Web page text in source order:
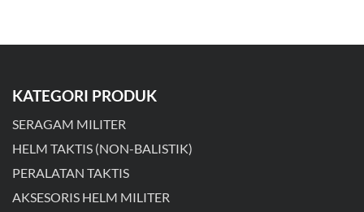
KATEGORI PRODUK
SERAGAM MILITER
HELM TAKTIS (NON-BALISTIK)
PERALATAN TAKTIS
AKSESORIS HELM MILITER